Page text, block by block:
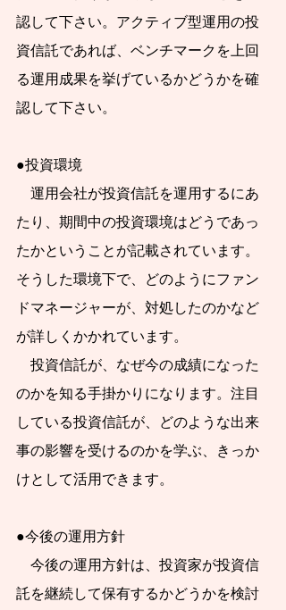
J-FLEC認定アドバイ
ザー兼講師として10
年間活動してまいり
ました。最低限身に
識、金融経済事情の
理解、および適切な
金融商品の利用ある
いは選択についての
普及活動に従事して
まいりました。
新NISAを活用して
資産形成を始めたい
と考えている人のた
めに、代表的な50の
疑問に答える形式で
これまで紆余曲折を
たどってきた資産形
成の道の先に、生涯
認して下さい。アクティブ型運用の投
資信託であれば、ベンチマークを上回
る運用成果を挙げているかどうかを確
認して下さい。
●投資環境
運用会社が投資信託を運用するにあ
たり、期間中の投資環境はどうであっ
たかということが記載されています。
そうした環境下で、どのようにファン
ドマネージャーが、対処したのかなど
が詳しくかかれています。
投資信託が、なぜ今の成績になった
のかを知る手掛かりになります。注目
している投資信託が、どのような出来
事の影響を受けるのかを学ぶ、きっか
けとして活用できます。
●今後の運用方針
今後の運用方針は、投資家が投資信
託を継続して保有するかどうかを検討